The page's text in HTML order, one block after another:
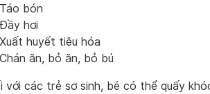
Táo bón
Đầy hơi
Xuất huyết tiêu hóa
Chán ăn, bỏ ăn, bỏ bú
với các trẻ sơ sinh, bé có thể quấy